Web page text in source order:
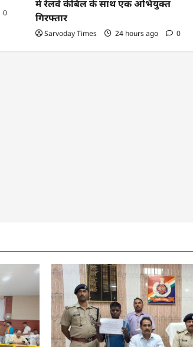
0
में रेलवे केबिल के साथ एक अभियुक्त
गिरफ्तार
Sarvoday Times 24 hours ago 0